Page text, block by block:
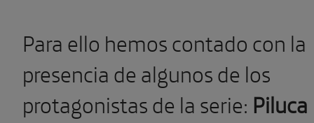
Para ello hemos contado con la
presencia de algunos de los
protagonistas de la serie: Piluca